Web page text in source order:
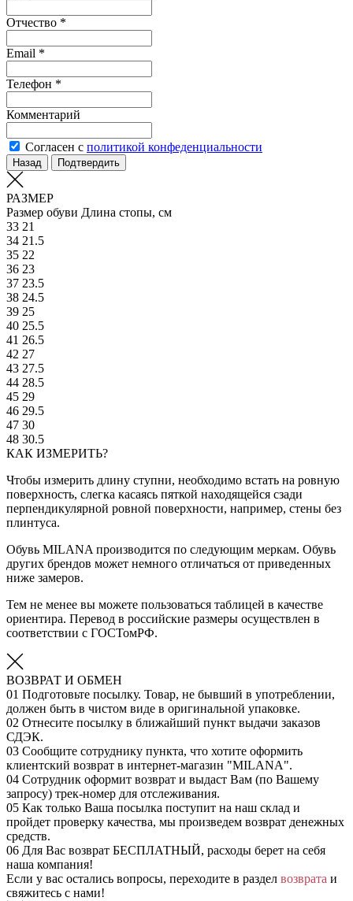
Отчество *
Email *
Телефон *
Комментарий
Согласен с политикой конфеденциальности
Назад Подтвердить
РАЗМЕР
Размер обуви Длина стопы, см
33 21
34 21.5
35 22
36 23
37 23.5
38 24.5
39 25
40 25.5
41 26.5
42 27
43 27.5
44 28.5
45 29
46 29.5
47 30
48 30.5
КАК ИЗМЕРИТЬ?
Чтобы измерить длину ступни, необходимо встать на ровную
поверхность, слегка касаясь пяткой находящейся сзади
перпендикулярной ровной поверхности, например, стены без
плинтуса.
Обувь MILANA производится по следующим меркам. Обувь
других брендов может немного отличаться от приведенных
ниже замеров.
Тем не менее вы можете пользоваться таблицей в качестве
ориентира. Перевод в российские размеры осуществлен в
соответствии с ГОСТомРФ.
ВОЗВРАТ И ОБМЕН
01 Подготовьте посылку. Товар, не бывший в употреблении,
должен быть в чистом виде в оригинальной упаковке.
02 Отнесите посылку в ближайший пункт выдачи заказов
СДЭК.
03 Сообщите сотруднику пункта, что хотите оформить
клиентский возврат в интернет-магазин "MILANA".
04 Сотрудник оформит возврат и выдаст Вам (по Вашему
запросу) трек-номер для отслеживания.
05 Как только Ваша посылка поступит на наш склад и
пройдет проверку качества, мы произведем возврат денежных
средств.
06 Для Вас возврат БЕСПЛАТНЫЙ, расходы берет на себя
наша компания!
Если у вас остались вопросы, переходите в раздел возврата и
свяжитесь с нами!